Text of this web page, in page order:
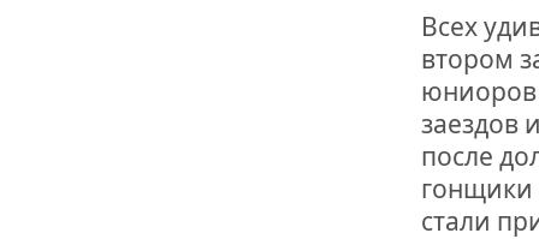
Всех
втором
юниоров
заездов
после
гонщики
стали